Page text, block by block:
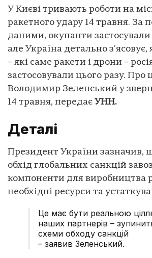
У Києві тривають роботи на
ракетного удару 14 травня. За
даними, окупанти застосували
але Україна детально
– які саме ракети і дрони –
застосовували цього разу. Про
Володимир Зеленський у
14 травня, передає УНН.
Деталі
Президент України зазначив,
обхід глобальних санкцій
компоненти для виробництва
необхідні ресурси та
Це має бути реальною
наших партнерів –
схеми обходу санкцій
– заявив Зеленський.